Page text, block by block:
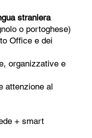
straniera
o portoghese)
Office e dei
organizzative e
attenzione al
+ smart